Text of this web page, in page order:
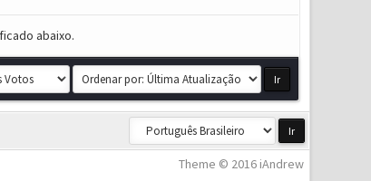
abaixo.
Theme © 2016 iAndrew